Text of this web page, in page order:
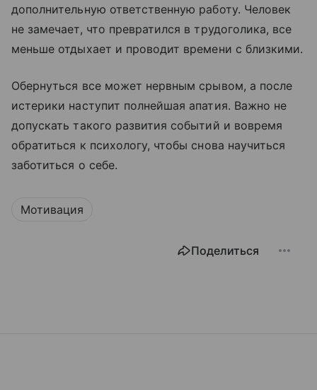
дополнительную ответственную работу. Человек
не замечает, что превратился в трудоголика, все
меньше отдыхает и проводит времени с близкими.
Обернуться все может нервным срывом, а после
истерики наступит полнейшая апатия. Важно не
допускать такого развития событий и вовремя
обратиться к психологу, чтобы снова научиться
заботиться о себе.
Мотивация
Поделиться